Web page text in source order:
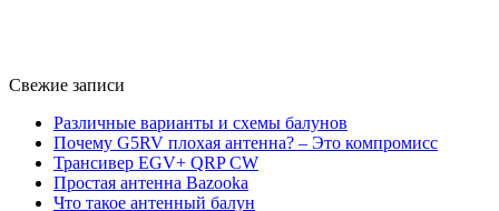
Свежие записи
Различные варианты и схемы балунов
Почему G5RV плохая антенна? – Это компромисс
Трансивер EGV+ QRP CW
Простая антенна Bazooka
Что такое антенный балун